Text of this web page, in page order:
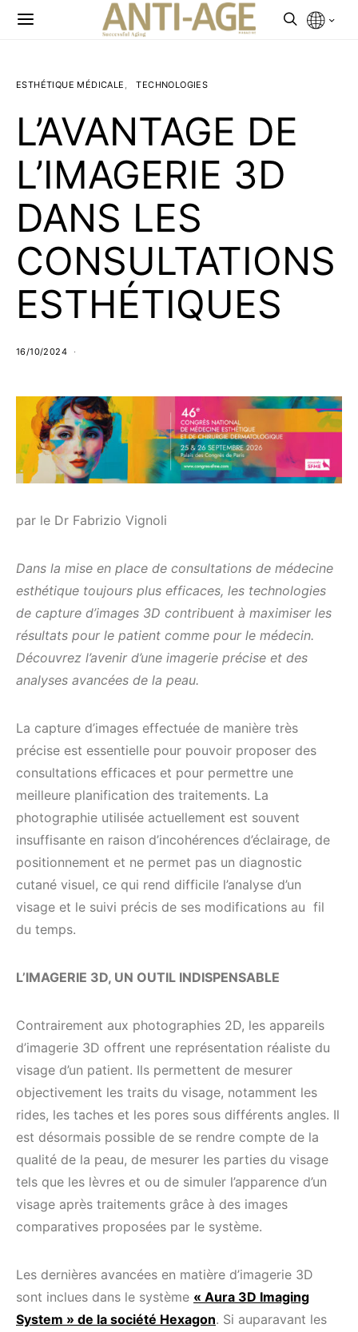
ESTHÉTIQUE MÉDICALE TECHNOLOGIES
L’AVANTAGE DE
L’IMAGERIE 3D
DANS LES
CONSULTATIONS
ESTHÉTIQUES
16/10/2024
par le Dr Fabrizio Vignoli
Dans la mise en place de consultations de médecine
esthétique toujours plus efficaces, les technologies
de capture d’images 3D contribuent à maximiser les
résultats pour le patient comme pour le médecin.
Découvrez l’avenir d’une imagerie précise et des
analyses avancées de la peau.
La capture d’images effectuée de manière très
précise est essentielle pour pouvoir proposer des
consultations efficaces et pour permettre une
meilleure planification des traitements. La
photographie utilisée actuellement est souvent
insuffisante en raison d’incohérences d’éclairage, de
positionnement et ne permet pas un diagnostic
cutané visuel, ce qui rend difficile l’analyse d’un
visage et le suivi précis de ses modifications au fil
du temps.
L’IMAGERIE 3D, UN OUTIL INDISPENSABLE
Contrairement aux photographies 2D, les appareils
d’imagerie 3D offrent une représentation réaliste du
visage d’un patient. Ils permettent de mesurer
objectivement les traits du visage, notamment les
rides, les taches et les pores sous différents angles. Il
est désormais possible de se rendre compte de la
qualité de la peau, de mesurer les parties du visage
tels que les lèvres et ou de simuler l’apparence d’un
visage après traitements grâce à des images
comparatives proposées par le système.
Les dernières avancées en matière d’imagerie 3D
sont inclues dans le système « Aura 3D Imaging
System » de la société Hexagon. Si auparavant les